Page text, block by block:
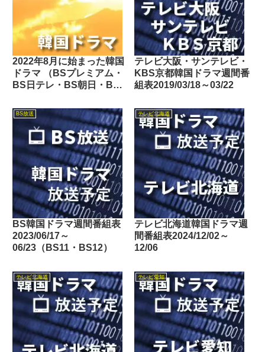
2022年8月に始まった韓国
ドラマ （BSプレミアム・
BS日テレ・BS朝日・BS-
ジ・BS11・BS12・テレビ
東京・TOKYO MX・テレ
玉・チバテレ・テレビ神奈
川・テレビ大阪・サンテレ
ビ・KBS京都・テレビ愛
知・テレビ北海道）
テレビ大阪・サンテレビ・
KBS京都韓国ドラマ週間番
組表2019/03/18～03/22
BS放送
BS韓国ドラマ週間番組表
2023/06/17～
06/23（BS11・BS12）
テレビ北海道
テレビ北海道韓国ドラマ週
間番組表2024/12/02～
12/06
テレビ北海道 テレビ愛知